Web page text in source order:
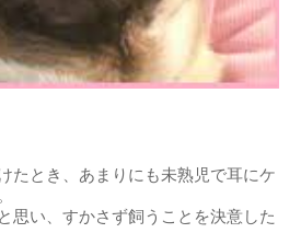
たとき、あまりにも未熟児で耳にケ
思い、すかさず飼うことを決意した